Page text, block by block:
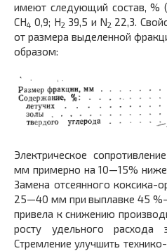
имеют следующий состав, %
CH4 0,9; H2 39,5 и N2 22,3.
от размера выделенной
образом:
Электрическое
мм примерно на 10—15%
Замена отсеянного
25—40 мм при выплавке 45
привела к снижению
росту удельного расхода
Стремление улучшить